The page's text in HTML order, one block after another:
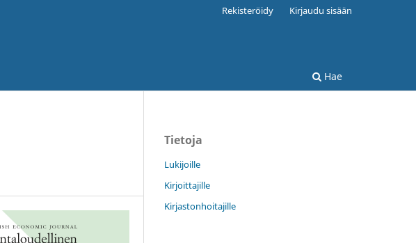
Hae
Rekisteröidy Kirjaudu sisään
Tietoja
Lukijoille
Kirjoittajille
Kirjastonhoitajille